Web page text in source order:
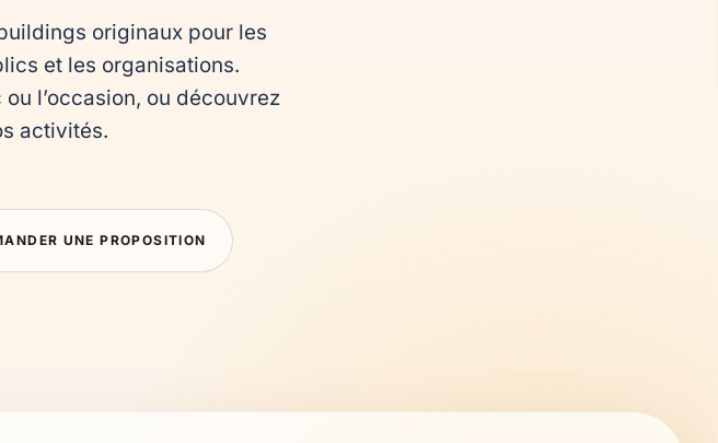
originaux pour les
et les organisations.
l’occasion, ou découvrez
activités.
UNE PROPOSITION